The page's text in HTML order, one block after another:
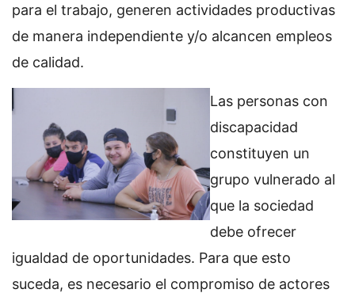
para el trabajo, generen actividades productivas
de manera independiente y/o alcancen empleos
de calidad.
Las personas con
discapacidad
constituyen un
grupo vulnerado al
que la sociedad
debe ofrecer
igualdad de oportunidades. Para que esto
suceda, es necesario el compromiso de actores